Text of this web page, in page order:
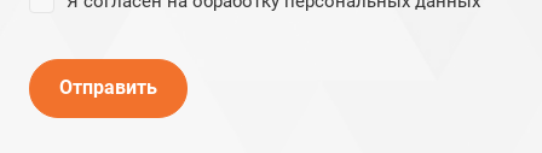
Отправить